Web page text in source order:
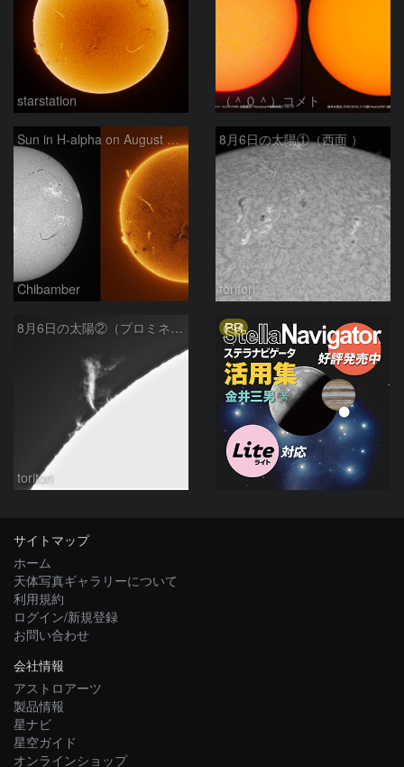
starstation （＾０＾）コメト
Sun in H-alpha on August 6, 2026
Chibamber
8月6日の太陽①（西面 ）
toritori
8月6日の太陽②（プロミネン北東縁 ）
toritori
PR
サイトマップ
ホーム
天体写真ギャラリーについて
利用規約
ログイン/新規登録
お問い合わせ
会社情報
アストロアーツ
製品情報
星ナビ
星空ガイド
オンラインショップ